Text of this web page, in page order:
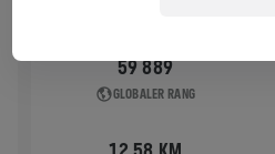
59 889
GLOBALER RANG